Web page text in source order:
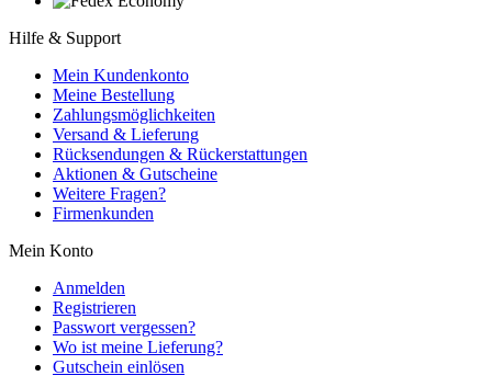
Hilfe & Support
Mein Kundenkonto
Meine Bestellung
Zahlungsmöglichkeiten
Versand & Lieferung
Rücksendungen & Rückerstattungen
Aktionen & Gutscheine
Weitere Fragen?
Firmenkunden
Mein Konto
Anmelden
Registrieren
Passwort vergessen?
Wo ist meine Lieferung?
Gutschein einlösen